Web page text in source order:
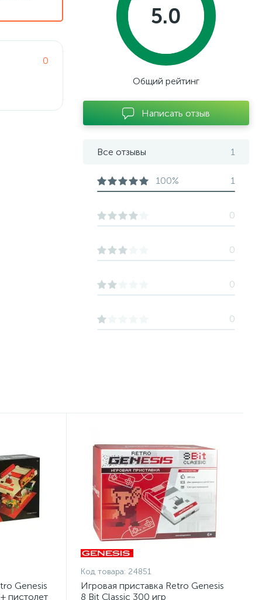
0
5.0
Общий рейтинг
Написать отзыв
Все отзывы 1
100% 1
0
0
0
0
Genesis
пистолет
Код товара: 24851
Игровая приставка Retro Genesis
8 Bit Classic 300 игр